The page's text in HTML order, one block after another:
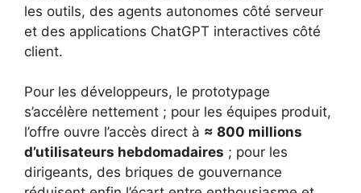
les outils, des agents autonomes côté serveur
et des applications ChatGPT interactives côté
client.
Pour les développeurs, le prototypage
s’accélère nettement ; pour les équipes produit,
l’offre ouvre l’accès direct à ≈ 800 millions
d’utilisateurs hebdomadaires ; pour les
dirigeants, des briques de gouvernance